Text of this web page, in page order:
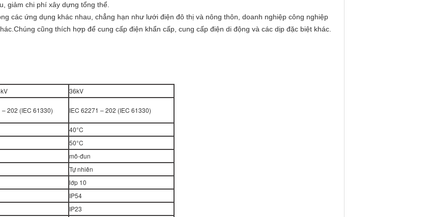
giảm chi phí xây dựng tổng thể.
các ứng dụng khác nhau, chẳng hạn như lưới điện đô thị và nông thôn, doanh nghiệp công nghiệp
cũng thích hợp để cung cấp điện khẩn cấp, cung cấp điện di động và các dịp đặc biệt khác.
36kV
– 202 (IEC 61330) IEC 62271 – 202 (IEC 61330)
40°C
50°C
mô-đun
Tự nhiên
lớp 10
IP54
IP23